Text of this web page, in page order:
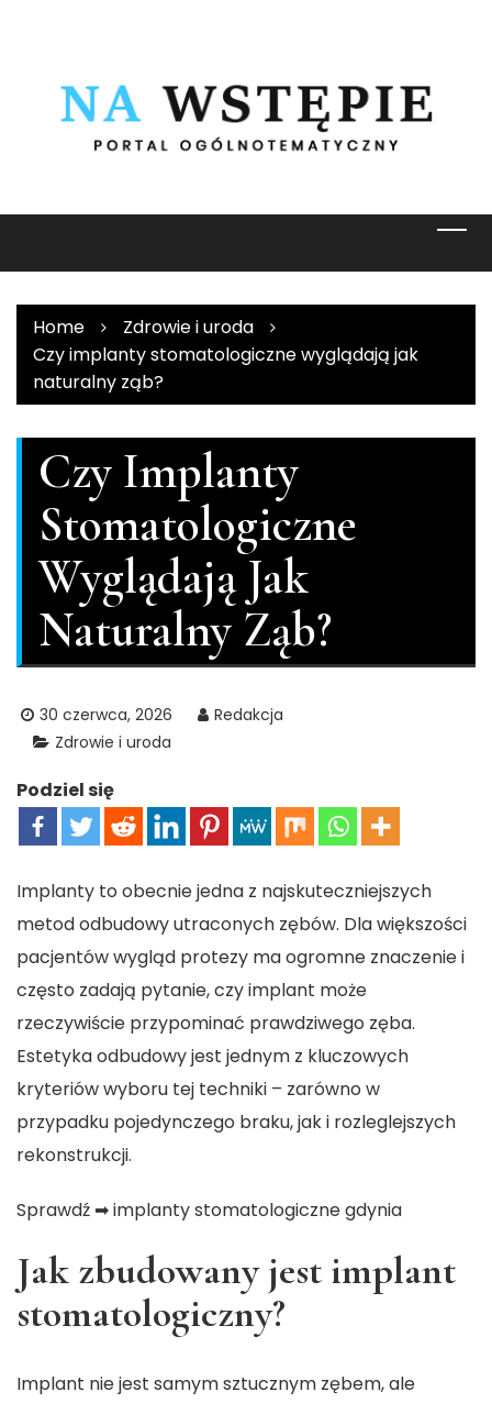
Home
Zdrowie i uroda
Czy implanty stomatologiczne wyglądają jak
naturalny ząb?
Czy Implanty
Stomatologiczne
Wyglądają Jak
Naturalny Ząb?
30 czerwca, 2026
Redakcja
Zdrowie i uroda
Podziel się
Implanty to obecnie jedna z najskuteczniejszych
metod odbudowy utraconych zębów. Dla większości
pacjentów wygląd protezy ma ogromne znaczenie i
często zadają pytanie, czy implant może
rzeczywiście przypominać prawdziwego zęba.
Estetyka odbudowy jest jednym z kluczowych
kryteriów wyboru tej techniki – zarówno w
przypadku pojedynczego braku, jak i rozleglejszych
rekonstrukcji.
Sprawdź ➡implanty stomatologiczne gdynia
Jak zbudowany jest implant
stomatologiczny?
Implant nie jest samym sztucznym zębem, ale